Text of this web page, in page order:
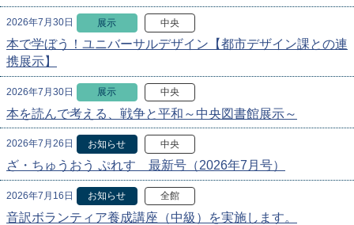
2026年7月30日 展示 中央
本で学ぼう！ユニバーサルデザイン【都市デザイン課との連
携展示】
2026年7月30日 展示 中央
本を読んで考える、戦争と平和～中央図書館展示～
2026年7月26日 お知らせ 中央
ざ・ちゅうおう ぷれす 最新号（2026年7月号）
2026年7月16日 お知らせ 全館
音訳ボランティア養成講座（中級）を実施します。